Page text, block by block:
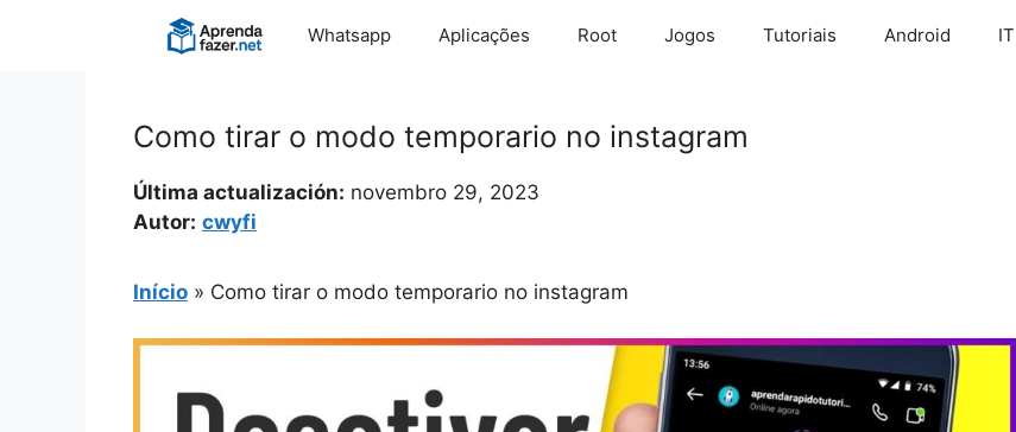
Whatsapp Aplicações Root Jogos Tutoriais Android IT
Como tirar o modo temporario no instagram
Última actualización: novembro 29, 2023
Autor: cwyfi
Início » Como tirar o modo temporario no instagram